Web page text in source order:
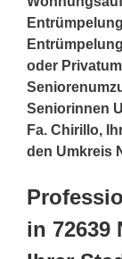
oder
Seniorinnen
Fa. Chirillo,
den Umkreis
in 72639